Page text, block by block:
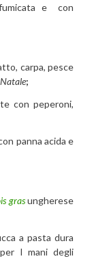
e con
carpa, pesce
;
con peperoni,
panna acida e
grasungherese
a pasta dura
l mani degli